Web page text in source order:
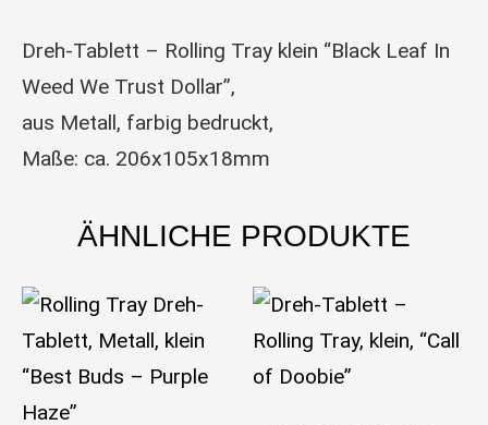
Dreh-Tablett – Rolling Tray klein “Black Leaf In
Weed We Trust Dollar”,
aus Metall, farbig bedruckt,
Maße: ca. 206x105x18mm
ÄHNLICHE PRODUKTE